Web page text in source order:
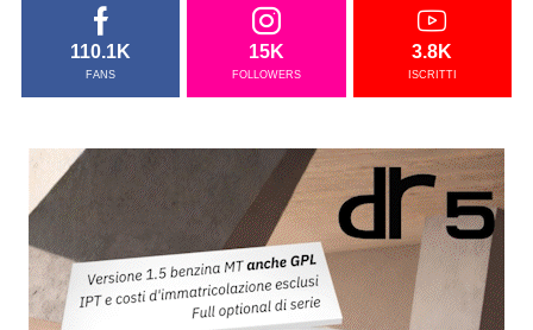
110.1K
FANS
15K
FOLLOWERS
3.8K
ISCRITTI